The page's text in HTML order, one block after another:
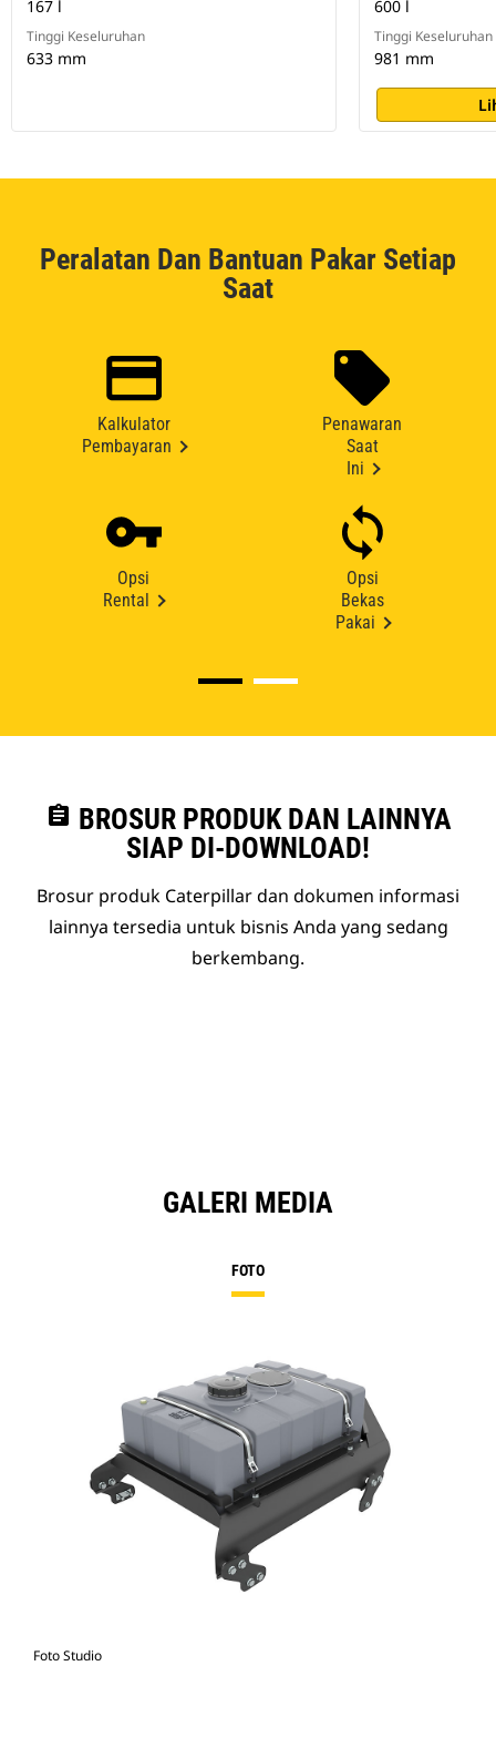
167 l
Tinggi Keseluruhan
633 mm
600 l
Tinggi Keseluruhan
981 mm
Peralatan Dan Bantuan Pakar Setiap
Saat
Kalkulator
Pembayaran
Penawaran
Saat
Ini
Opsi
Rental
Opsi
Bekas
Pakai
assignment BROSUR PRODUK DAN LAINNYA
SIAP DI-DOWNLOAD!
Brosur produk Caterpillar dan dokumen informasi
lainnya tersedia untuk bisnis Anda yang sedang
berkembang.
GALERI MEDIA
FOTO
Foto Studio